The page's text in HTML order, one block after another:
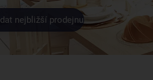
nejbližší prodejnu